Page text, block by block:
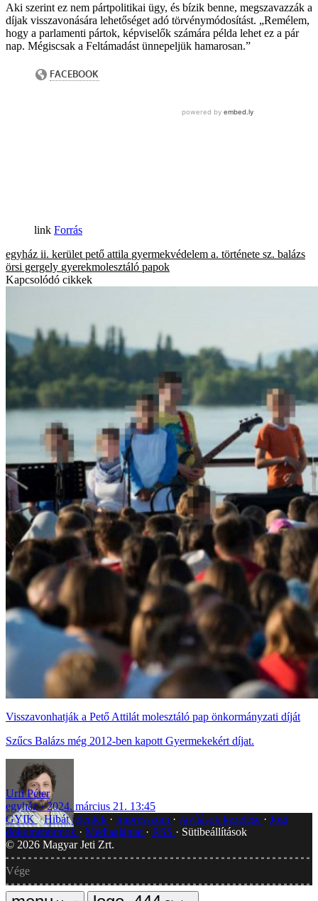
Aki szerint ez nem pártpolitikai ügy, és bízik benne, megszavazzák a
díjak visszavonására lehetőséget adó törvénymódosítást. „Remélem,
hogy a parlamenti pártok, képviselők számára példa lehet ez a pár
nap. Mégiscsak a Feltámadást ünnepeljük hamarosan.”
Forrás
egyház ii. kerület pető attila gyermekvédelem a. története sz. balázs
örsi gergely gyerekmolesztáló papok
Kapcsolódó cikkek
Visszavonhatják a Pető Attilát molesztáló pap önkormányzati díját
Szűcs Balázs még 2012-ben kapott Gyermekekért díjat.
Urfi Péter
egyház
2024. március 21. 13:45
GYIK Hibát jelentek Impresszum Javítások kezelése
Jogi
dokumentumok
Médiaajánlat RSS
Sütibeállítások
© 2026 Magyar Jeti Zrt.
Vége